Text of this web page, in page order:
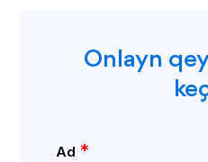
Onlayn
Ad *